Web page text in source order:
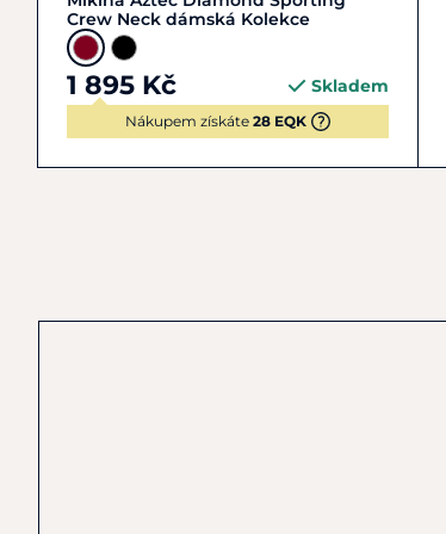
Crew Neck dámská Kolekce
1 895 Kč Skladem
Nákupem získáte 28 EQK